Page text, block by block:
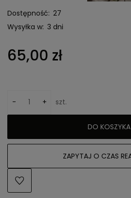
Dostępność: 27
Wysyłka w: 3 dni
65,00 zł
- + szt.
DO KOSZYKA
ZAPYTAJ O CZAS